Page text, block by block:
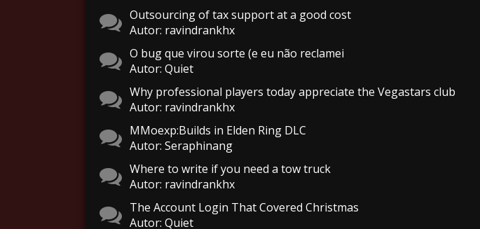
Outsourcing of tax support at a good cost
Autor: ravindrankhx
O bug que virou sorte (e eu não reclamei
Autor: Quiet
Why professional players today appreciate the Vegastars club
Autor: ravindrankhx
MMoexp:Builds in Elden Ring DLC
Autor: Seraphinang
Where to write if you need a tow truck
Autor: ravindrankhx
The Account Login That Covered Christmas
Autor: Quiet